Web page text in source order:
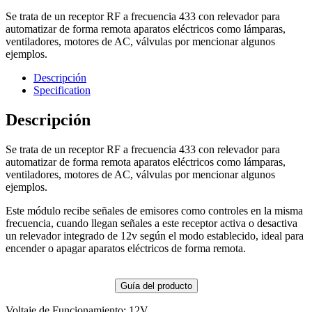
Se trata de un receptor RF a frecuencia 433 con relevador para
automatizar de forma remota aparatos eléctricos como lámparas,
ventiladores, motores de AC, válvulas por mencionar algunos
ejemplos.
Descripción
Specification
Descripción
Se trata de un receptor RF a frecuencia 433 con relevador para
automatizar de forma remota aparatos eléctricos como lámparas,
ventiladores, motores de AC, válvulas por mencionar algunos
ejemplos.
Este módulo recibe señales de emisores como controles en la misma
frecuencia, cuando llegan señales a este receptor activa o desactiva
un relevador integrado de 12v según el modo establecido, ideal para
encender o apagar aparatos eléctricos de forma remota.
Guía del producto